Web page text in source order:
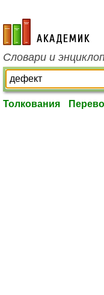
academic.ru
Словари и
Толкования